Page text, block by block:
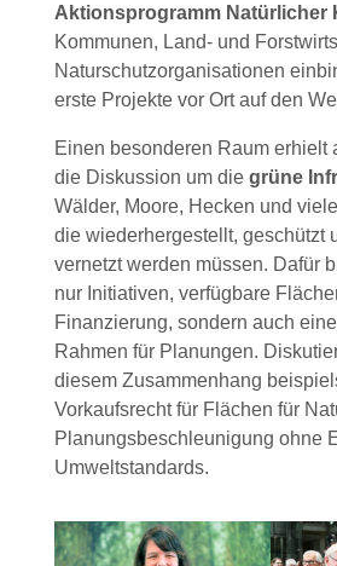
Aktionsprogramm Natürlicher
Kommunen, Land- und
Naturschutzorganisationen
erste Projekte vor Ort auf den
Einen besonderen Raum erhielt
die Diskussion um die grüne
Wälder, Moore, Hecken und
die wiederhergestellt, geschützt
vernetzt werden müssen. Dafür
nur Initiativen, verfügbare
Finanzierung, sondern auch
Rahmen für Planungen.
diesem Zusammenhang
Vorkaufsrecht für Flächen für
Planungsbeschleunigung ohne
Umweltstandards.